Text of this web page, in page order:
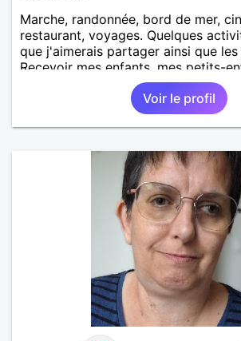
Marche, randonnée, bord de mer,
restaurant, voyages. Quelques
que j'aimerais partager ainsi que
Recevoir mes enfants, mes petits-
amis. Bénévolat auprès des enfants
cinéma indépendant... Se rencontrer,
échanger avec une personne de
vie de partage, de tendresse. Les
dehors des sentiers battus me
m'engage à répondre à votre
Voir le profil